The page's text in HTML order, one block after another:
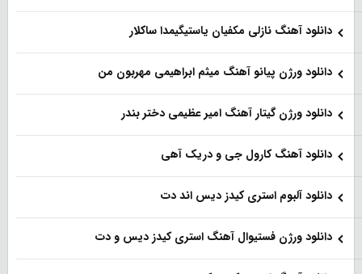
دانلود آهنگ نازلی مکفیان یاستیگیمدا ساکلار
دانلود ورژن پیانو آهنگ میثم ابراهیمی مهربون من
دانلود ورژن گیتار آهنگ امیر عظیمی دختر بندر
دانلود آهنگ کارول جی و دریک آهی
دانلود آلبوم استری کیدز دیس اند دت
دانلود ورژن فستیوال آهنگ استری کیدز دیس و دت